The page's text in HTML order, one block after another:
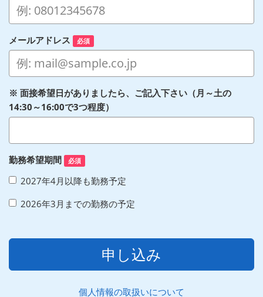
メールアドレス 必須
※ 面接希望日がありましたら、ご記入下さい（月～土の
14:30～16:00で3つ程度）
勤務希望期間 必須
2027年4月以降も勤務予定
2026年3月までの勤務の予定
申し込み
個人情報の取扱いについて